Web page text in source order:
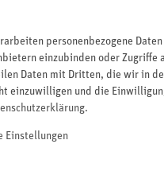
Als Joch für den U-Kern
personenbezogene
einzubinden oder Zugriffe
Daten mit Dritten, die wir in
einzuwilligen und die
.
Einstellungen